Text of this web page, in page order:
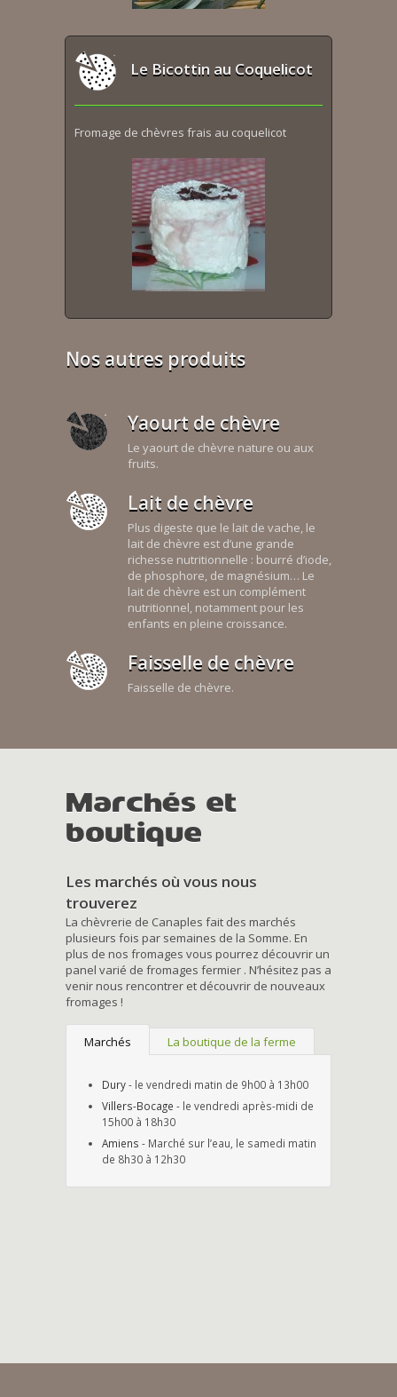
Le Bicottin au Coquelicot
Fromage de chèvres frais au coquelicot
Nos autres produits
Yaourt de chèvre
Le yaourt de chèvre nature ou aux
fruits.
Lait de chèvre
Plus digeste que le lait de vache, le
lait de chèvre est d’une grande
richesse nutritionnelle : bourré d’iode,
de phosphore, de magnésium… Le
lait de chèvre est un complément
nutritionnel, notamment pour les
enfants en pleine croissance.
Faisselle de chèvre
Faisselle de chèvre.
Marchés et
boutique
Les marchés où vous nous
trouverez
La chèvrerie de Canaples fait des marchés
plusieurs fois par semaines de la Somme. En
plus de nos fromages vous pourrez découvrir un
panel varié de fromages fermier . N’hésitez pas a
venir nous rencontrer et découvrir de nouveaux
fromages !
Marchés La boutique de la ferme
Dury- le vendredi matin de 9h00 à 13h00
Villers-Bocage - le vendredi après-midi de
15h00 à 18h30
Amiens - Marché sur l’eau, le samedi matin
de 8h30 à 12h30